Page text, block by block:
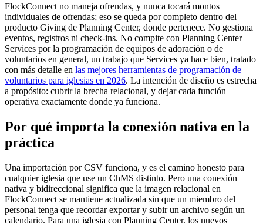
FlockConnect no maneja ofrendas, y nunca tocará montos
individuales de ofrendas; eso se queda por completo dentro del
producto Giving de Planning Center, donde pertenece. No gestiona
eventos, registros ni check-ins. No compite con Planning Center
Services por la programación de equipos de adoración o de
voluntarios en general, un trabajo que Services ya hace bien, tratado
con más detalle en las mejores herramientas de programación de
voluntarios para iglesias en 2026. La intención de diseño es estrecha
a propósito: cubrir la brecha relacional, y dejar cada función
operativa exactamente donde ya funciona.
Por qué importa la conexión nativa en la
práctica
Una importación por CSV funciona, y es el camino honesto para
cualquier iglesia que use un ChMS distinto. Pero una conexión
nativa y bidireccional significa que la imagen relacional en
FlockConnect se mantiene actualizada sin que un miembro del
personal tenga que recordar exportar y subir un archivo según un
calendario. Para una iglesia con Planning Center, los nuevos